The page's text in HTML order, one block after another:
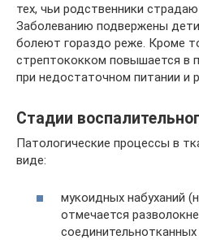
тех, чьи родственники
Заболеванию подвержены
болеют гораздо реже. Кроме
стрептококком повышается в
при недостаточном питании и
Стадии
Патологические процессы в
виде:
мукоидных набуханий
отмечается